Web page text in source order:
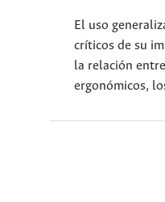
El uso
críticos de su
la relación
ergonómicos,